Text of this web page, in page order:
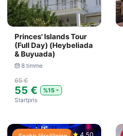
Princes' Islands Tour
(Full Day) (Heybeliada
& Buyuada)
8 timme
65 €
55 €
%15
Startpris